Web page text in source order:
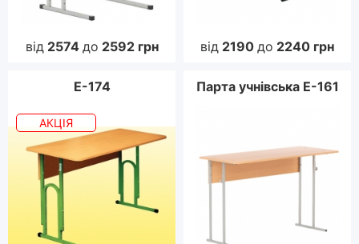
від 2574 до 2592 грн від 2190 до 2240 грн
Е-174
АКЦІЯ
Парта учнівська Е-161